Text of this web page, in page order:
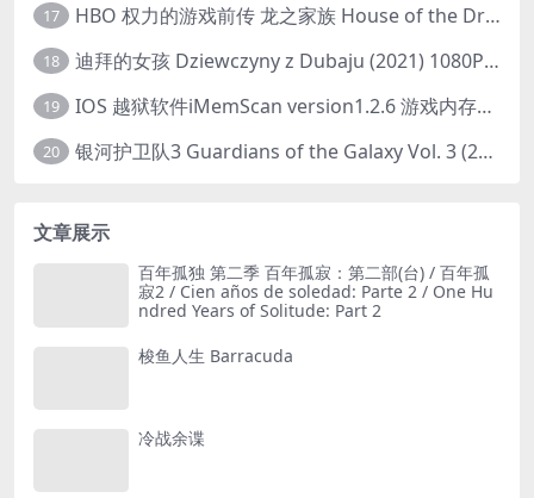
17 HBO 权力的游戏前传 龙之家族 House of the Dragon (2022) 中字 1080P 更新4集
18 迪拜的女孩 Dziewczyny z Dubaju (2021) 1080P 中字
19 IOS 越狱软件iMemScan version1.2.6 游戏内存修改器
20 银河护卫队3 Guardians of the Galaxy Vol. 3 (2023)4K高清资源1080p只分享精品
文章展示
百年孤独 第二季 百年孤寂：第二部(台) / 百年孤
寂2 / Cien años de soledad: Parte 2 / One Hu
ndred Years of Solitude: Part 2
梭鱼人生 Barracuda
冷战余谍